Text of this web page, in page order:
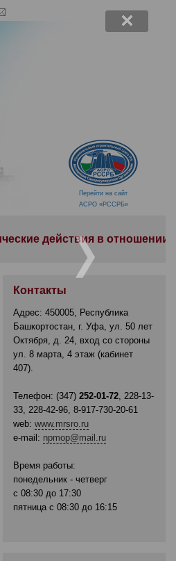
Перейти на сайт
АСРО «РССРБ»
в отношении членов
Контакты
Адрес: 450005, Республика
Башкортостан, г. Уфа, ул. 50 лет
Октября, д. 24, вход со стороны
ул. 8 марта, 4 этаж (кабинет
407).
Телефон: (347) 252-01-72, 228-13-
33, 228-42-96, 8-917-730-20-61
web: www.mrsro.ru
e-mail: npmop@mail.ru
Время работы:
понедельник - четверг
с 08:30 до 17:30
пятница с 08:30 до 16:15